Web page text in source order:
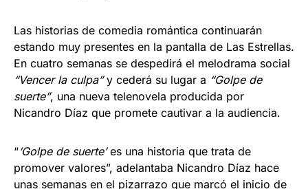
Las historias de comedia romántica continuarán
estando muy presentes en la pantalla de Las Estrellas.
En cuatro semanas se despedirá el melodrama social
“Vencer la culpa”y cederá su lugar a “Golpe de
suerte”, una nueva telenovela producida por
Nicandro Díaz que promete cautivar a la audiencia.
“‘Golpe de suerte’es una historia que trata de
promover valores”, adelantaba Nicandro Díaz hace
unas semanas en el pizarrazo que marcó el inicio de